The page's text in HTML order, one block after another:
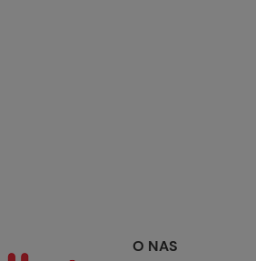
O NAS